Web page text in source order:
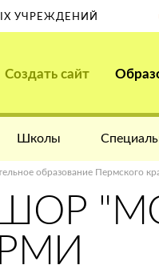
УЧРЕЖДЕНИЙ
Создать сайт
Школы
образование Пермского